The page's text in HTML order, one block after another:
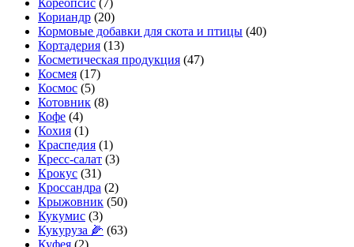
Кореопсис (7)
Кориандр (20)
Кормовые добавки для скота и птицы (40)
Кортадерия (13)
Косметическая продукция (47)
Космея (17)
Космос (5)
Котовник (8)
Кофе (4)
Кохия (1)
Краспедия (1)
Кресс-салат (3)
Крокус (31)
Кроссандра (2)
Крыжовник (50)
Кукумис (3)
Кукуруза 🌽 (63)
Куфея (2)